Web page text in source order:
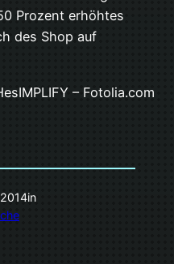
Prozent erhöhtes
des Shop auf
– Fotolia.com
in